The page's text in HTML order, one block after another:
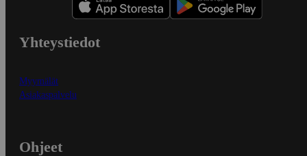
Yhteystiedot
Myymälät
Asiakaspalvelu
Ohjeet